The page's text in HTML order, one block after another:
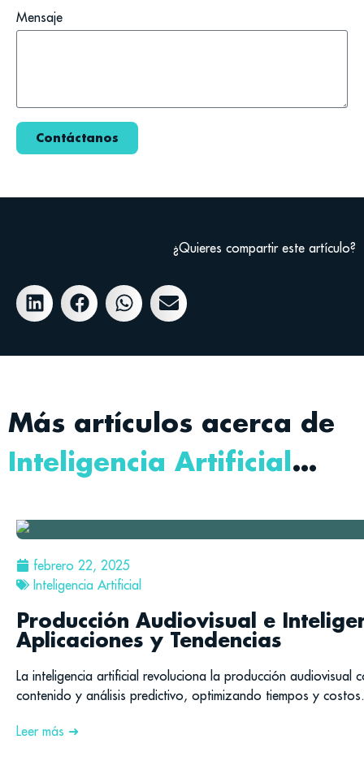
Mensaje
Contáctanos
¿Quieres compartir este artículo?
Más artículos acerca de
Inteligencia Artificial…
febrero 22, 2025
Inteligencia Artificial
Producción Audiovisual e
Aplicaciones y Tendencias
La inteligencia artificial revoluciona la producción
contenido y análisis predictivo, optimizando tiempos y
Leer más ➜